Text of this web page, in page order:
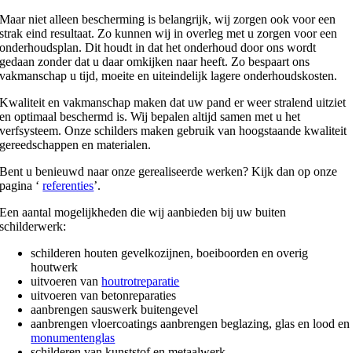
Maar niet alleen bescherming is belangrijk, wij zorgen ook voor een
strak eind resultaat. Zo kunnen wij in overleg met u zorgen voor een
onderhoudsplan. Dit houdt in dat het onderhoud door ons wordt
gedaan zonder dat u daar omkijken naar heeft. Zo bespaart ons
vakmanschap u tijd, moeite en uiteindelijk lagere onderhoudskosten.
Kwaliteit en vakmanschap maken dat uw pand er weer stralend uitziet
en optimaal beschermd is. Wij bepalen altijd samen met u het
verfsysteem. Onze schilders maken gebruik van hoogstaande kwaliteit
gereedschappen en materialen.
Bent u benieuwd naar onze gerealiseerde werken? Kijk dan op onze
pagina ‘referenties’.
Een aantal mogelijkheden die wij aanbieden bij uw buiten
schilderwerk:
schilderen houten gevelkozijnen, boeiboorden en overig
houtwerk
uitvoeren vanhoutrotreparatie
uitvoeren van betonreparaties
aanbrengen sauswerk buitengevel
aanbrengen vloercoatings aanbrengen beglazing, glas en lood en
monumentenglas